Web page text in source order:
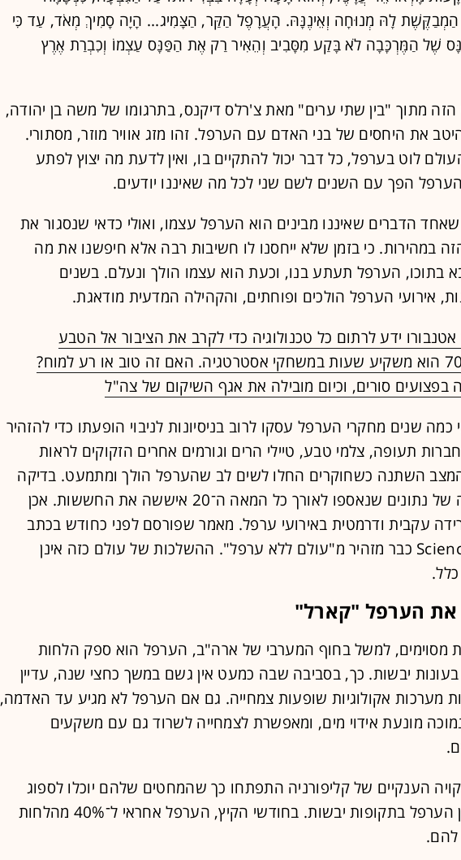
לָהּ מְנוּחָה וְאֵינֶנָּהּ. הָעֲרָפֶל הַקַּר, הַצָּמִיג... הָיָה סָמִיךְ מְאֹד, עַד כִּי
שֶׁל הַמֶּרְכָּבָה לֹא בָּקַע מִסָּבִיב וְהֵאִיר רַק אֶת הַפַּנָּס עַצְמוֹ וְכִבְרַת אֶרֶץ
הזה מתוך "בין שתי ערים" מאת צ'רלס דיקנס, בתרגומו של משה בן יהודה,
את היחסים של בני האדם עם הערפל. זהו מזג אוויר מוזר, מסתורי.
לוט בערפל, כל דבר יכול להתקיים בו, ואין לדעת מה יצוץ לפתע
הפך עם השנים לשם שני לכל מה שאיננו יודעים.
הדברים שאיננו מבינים הוא הערפל עצמו, ואולי כדאי שנסגור את
במהירות. כי בזמן שלא ייחסנו לו חשיבות רבה אלא חיפשנו את מה
בתוכו, הערפל תעתע בנו, וכעת הוא עצמו הולך ונעלם. בשנים
אירועי הערפל הולכים ופוחתים, והקהילה המדעית מודאגת.
אטנבורו ידע לרתום כל טכנולוגיה כדי לקרב את הציבור אל הטבע
בפצועים סורים, וכיום מובילה את אגף השיקום של צה"ל
כמה שנים מחקרי הערפל עסקו לרוב בניסיונות לניבוי הופעתו כדי להזהיר
תעופה, צלמי טבע, טיילי הרים וגורמים אחרים הזקוקים לראות
השתנה כשחוקרים החלו לשים לב שהערפל הולך ומתמעט. בדיקה
מעמיקה של נתונים שנאספו לאורך כל המאה ה־20 איששה את החששות. אכן
עקבית ודרמטית באירועי ערפל. מאמר שפורסם לפני כחודש בכתב
העת Science כבר מזהיר מ"עולם ללא ערפל". ההשלכות של עולם כזה אינן
את הערפל "קארל"
מסוימים, למשל בחוף המערבי של ארה"ב, הערפל הוא ספק הלחות
בעונות יבשות. כך, בסביבה שבה כמעט אין גשם במשך כחצי שנה, עדיין
מערכות אקולוגיות שופעות צמחייה. גם אם הערפל לא מגיע עד האדמה,
מונעת אידוי מים, ומאפשרת לצמחייה לשרוד גם עם משקעים
הענקיים של קליפורניה התפתחו כך שהמחטים שלהם יוכלו לספוג
לחות מן הערפל בתקופות יבשות. בחודשי הקיץ, הערפל אחראי ל־40% מהלחות
להם.